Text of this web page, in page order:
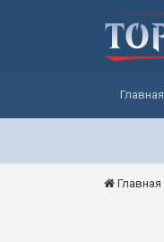
Главная
Главная